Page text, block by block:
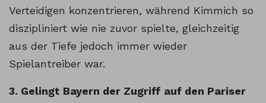
Verteidigen konzentrieren, während Kimmich so
diszipliniert wie nie zuvor spielte, gleichzeitig
aus der Tiefe jedoch immer wieder
Spielantreiber war.
3. Gelingt Bayern der Zugriff auf den Pariser